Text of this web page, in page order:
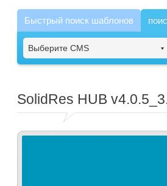
Быстрый поиск шаблонов
Выберите CMS
SolidRes HUB